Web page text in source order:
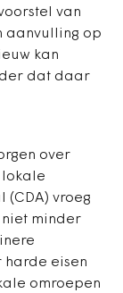
van
aanvulling op
kan
dat daar
over
(CDA) vroeg
minder
harde eisen
omroepen